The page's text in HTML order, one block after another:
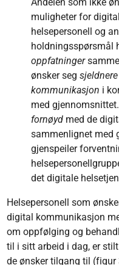
muligheter for
helsepersonell og
holdningsspørsmål
oppfatninger
ønsker seg
kommunikasjon i
med
fornøyd med de
sammenlignet med
gjenspeiler
det digitale
Helsepersonell som
digital kommunikasjon
om oppfølging og
til i sitt arbeid i dag, er
de ønsker tilgang til (figur